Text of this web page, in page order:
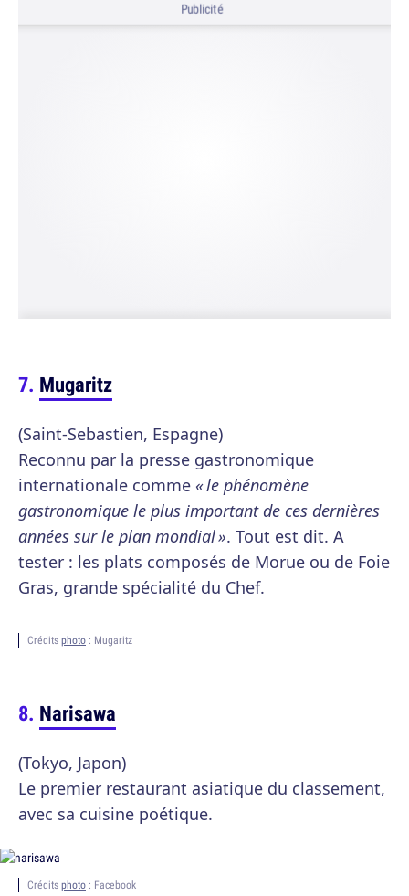
Publicité
Mugaritz
(Saint-Sebastien, Espagne)
Reconnu par la presse gastronomique
internationale comme « le phénomène
gastronomique le plus important de ces dernières
années sur le plan mondial ». Tout est dit. A
tester : les plats composés de Morue ou de Foie
Gras, grande spécialité du Chef.
Crédits photo : Mugaritz
Narisawa
(Tokyo, Japon)
Le premier restaurant asiatique du classement,
avec sa cuisine poétique.
Crédits photo : Facebook